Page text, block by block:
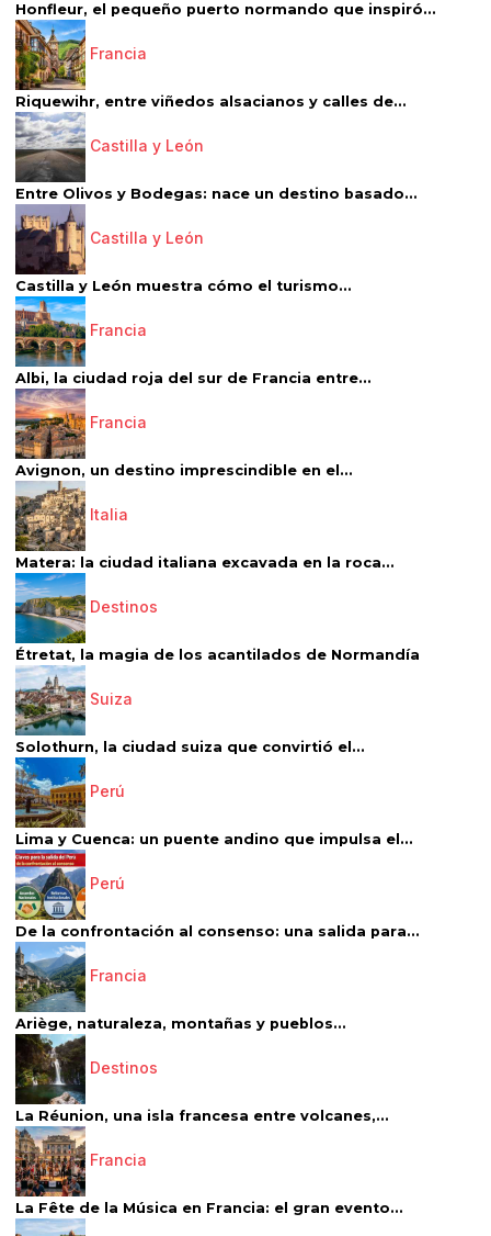
Honfleur, el pequeño puerto normando que inspiró...
Francia
Riquewihr, entre viñedos alsacianos y calles de...
Castilla y León
Entre Olivos y Bodegas: nace un destino basado...
Castilla y León
Castilla y León muestra cómo el turismo...
Francia
Albi, la ciudad roja del sur de Francia entre...
Francia
Avignon, un destino imprescindible en el...
Italia
Matera: la ciudad italiana excavada en la roca...
Destinos
Étretat, la magia de los acantilados de Normandía
Suiza
Solothurn, la ciudad suiza que convirtió el...
Perú
Lima y Cuenca: un puente andino que impulsa el...
Perú
De la confrontación al consenso: una salida para...
Francia
Ariège, naturaleza, montañas y pueblos...
Destinos
La Réunion, una isla francesa entre volcanes,...
Francia
La Fête de la Música en Francia: el gran evento...